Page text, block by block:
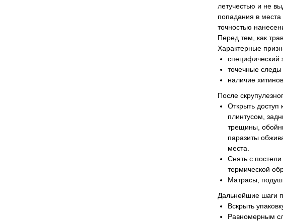
летучестью и не
попадания в места
точностью
Перед тем, как
Характерные
специфический
точечные следы
наличие
После
Открыть
плинтусом,
трещины,
паразиты
места.
Снять с
термической
Матрасы,
Дальнейшие шаги
Вскрыть
Равномерным